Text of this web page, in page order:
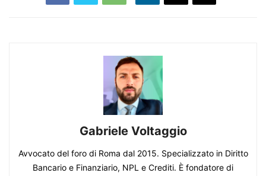
Gabriele Voltaggio
Avvocato del foro di Roma dal 2015. Specializzato in Diritto
Bancario e Finanziario, NPL e Crediti. È fondatore di